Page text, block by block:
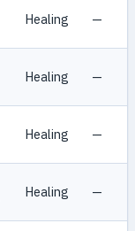
Healing —
Healing —
Healing —
Healing —